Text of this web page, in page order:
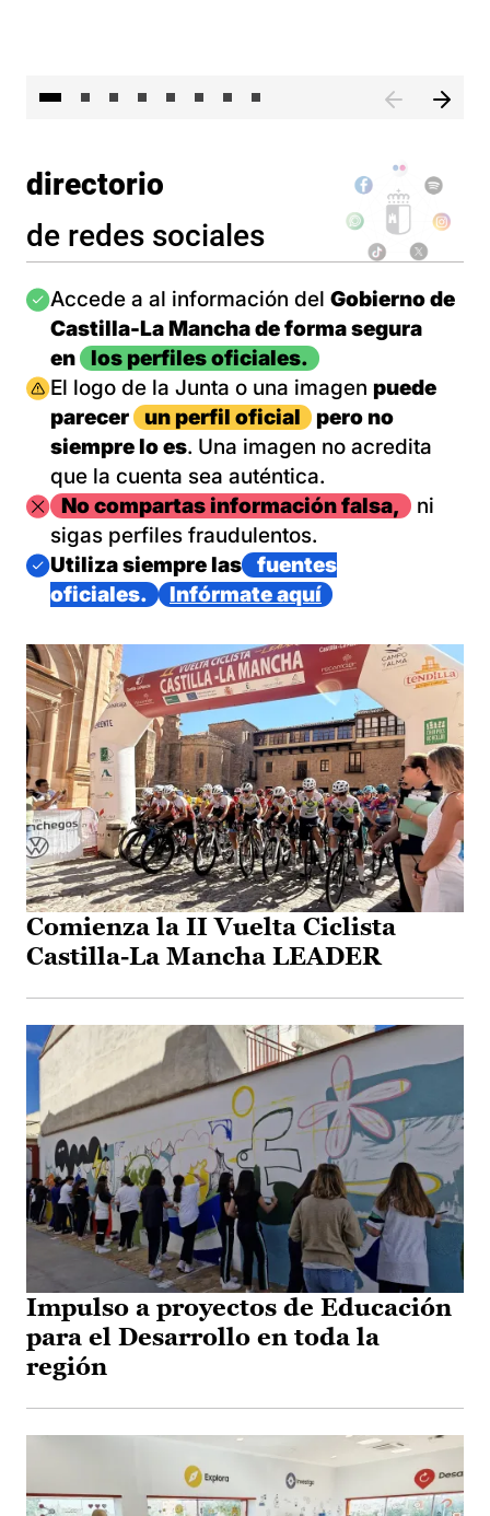
directorio
de redes sociales
Imagen
Accede a al información del Gobierno de
Castilla-La Mancha de forma segura
en
los perfiles oficiales.
Imagen
El logo de la Junta o una imagen puede
parecer
un perfil oficial
pero no
siempre lo es. Una imagen no acredita
que la cuenta sea auténtica.
ImagenNo compartas información falsa,
ni
sigas perfiles fraudulentos.
Imagen
Utiliza siempre las
fuentes
oficiales.
Infórmate aquí
Comienza la II Vuelta Ciclista
Castilla-La Mancha LEADER
Impulso a proyectos de Educación
para el Desarrollo en toda la
región